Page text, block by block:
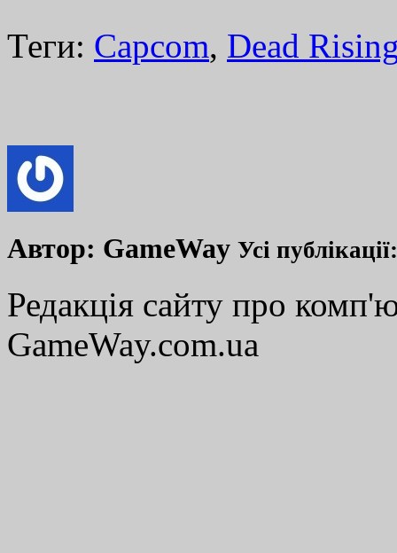
Теги: Capcom, Dead
Автор: GameWay Усі
Редакція сайту про
GameWay.com.ua